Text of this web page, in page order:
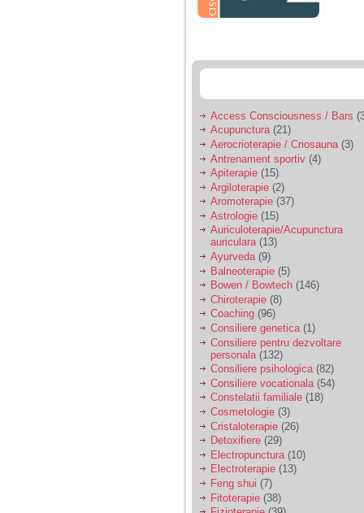
De 4 ani am o relatie
serioasa cu un barbat
sa se manifeste o
Ma aflu aici pentru ca
vreau sa stiu daca am
nevoie de un psiholog
sau psihiatru.
Sunt casatorita, am
31 de ani si un copil in
varsta de 2 ani care
mi-e lumina ochilor.
De ceva timp simt ca
mi s-a adunat
oboseala, o oboseala
cronica de care nu pot
scapa si simt ca din
cauza ei nu pot
controla nervii si
cateodata are copilul
de suferit.
Am o bariera peste
care nu pot trece:
prietena mea a ramas
insarcinata cu o fata.
Am fost de comun
acord sa facem un
copil, cu gandul ca e
baiat.
Access Consciousness / Bars
Acupunctura(21)
Aerocrioterapie / Criosauna (3)
Antrenament sportiv (4)
Apiterapie (15)
Argiloterapie (2)
Aromoterapie (37)
Astrologie (15)
Auriculoterapie/Acupunctura
auriculara(13)
Ayurveda(9)
Balneoterapie (5)
Bowen / Bowtech (146)
Chiroterapie (8)
Coaching (96)
Consiliere genetica(1)
Consiliere pentru dezvoltare
personala (132)
Consiliere psihologica(82)
Consiliere vocationala (54)
Constelatii familiale (18)
Cosmetologie (3)
Cristaloterapie (26)
Detoxifiere (29)
Electropunctura (10)
Electroterapie (13)
Feng shui (7)
Fitoterapie (38)